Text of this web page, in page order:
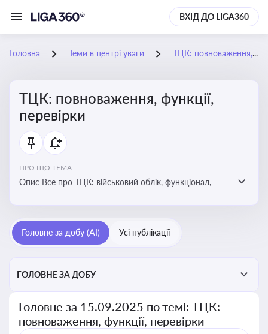
ВХІД ДО LIGA360
Головна Теми в центрі уваги ТЦК: повноваження, функції, перевірки
ТЦК: повноваження, функції,
перевірки
ПРО ЩО ТЕМА:
Опис Все про ТЦК: військовий облік, функціонал,
Головне за добу (AI) Усі публікації
ГОЛОВНЕ ЗА ДОБУ
Головне за 15.09.2025 по темі: ТЦК:
повноваження, функції, перевірки